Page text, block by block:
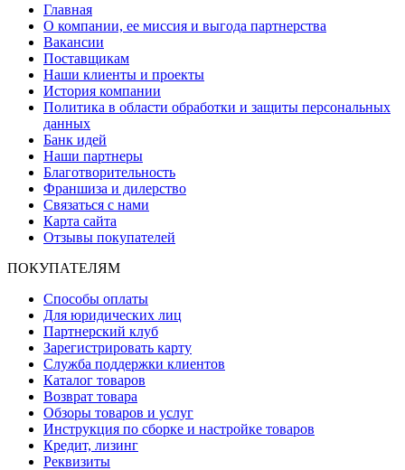
Главная
О компании, ее миссия и выгода партнерства
Вакансии
Поставщикам
Наши клиенты и проекты
История компании
Политика в области обработки и защиты персональных
данных
Банк идей
Наши партнеры
Благотворительность
Франшиза и дилерство
Связаться с нами
Карта сайта
Отзывы покупателей
ПОКУПАТЕЛЯМ
Способы оплаты
Для юридических лиц
Партнерский клуб
Зарегистрировать карту
Служба поддержки клиентов
Каталог товаров
Возврат товара
Обзоры товаров и услуг
Инструкция по сборке и настройке товаров
Кредит, лизинг
Реквизиты